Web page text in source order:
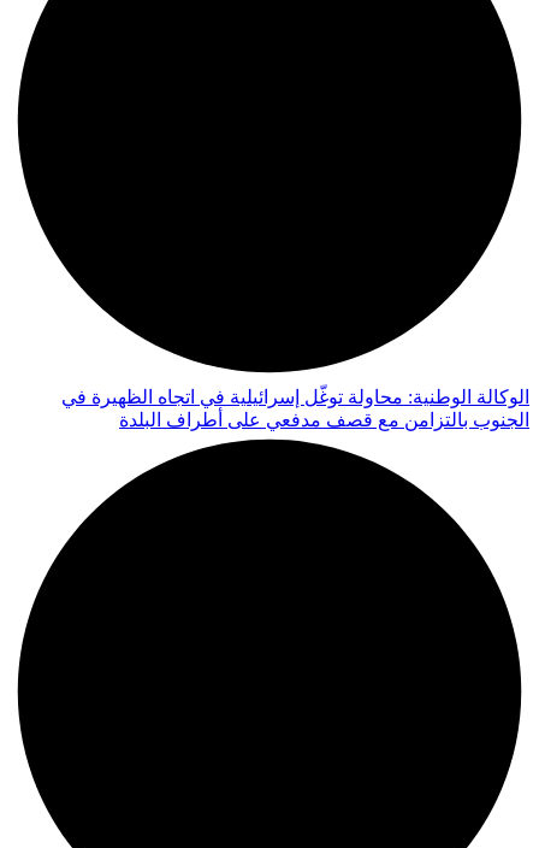
الوكالة الوطنية: محاولة توغّل إسرائيلية في اتجاه الظهيرة في
الجنوب بالتزامن مع قصف مدفعي على أطراف البلدة